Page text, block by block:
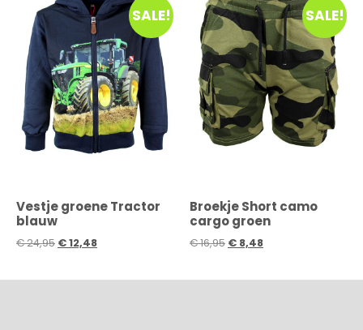
SALE!
Vestje groene Tractor
blauw
€24,95 €12,48
SALE!
Broekje Short camo
cargo groen
€16,95 € 8,48